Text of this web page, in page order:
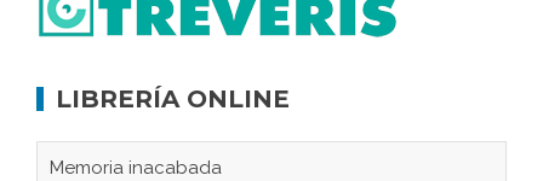
LIBRERÍA ONLINE
Memoria inacabada